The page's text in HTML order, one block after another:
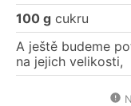
100 g cukru
A ještě budeme
na jejich velikosti,